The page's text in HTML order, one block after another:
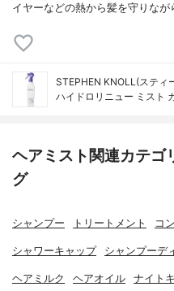
イヤーなどの熱から髪を守りな
STEPHEN KNOLL(スティ
ハイドロリニュー ミスト
ヘアミスト関連カテゴ
グ
シャンプー トリートメント コ
シャワーキャップ シャンプーデ
ヘアミルク ヘアオイル ナイト